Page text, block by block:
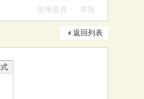
使用道具 举报
返回列表